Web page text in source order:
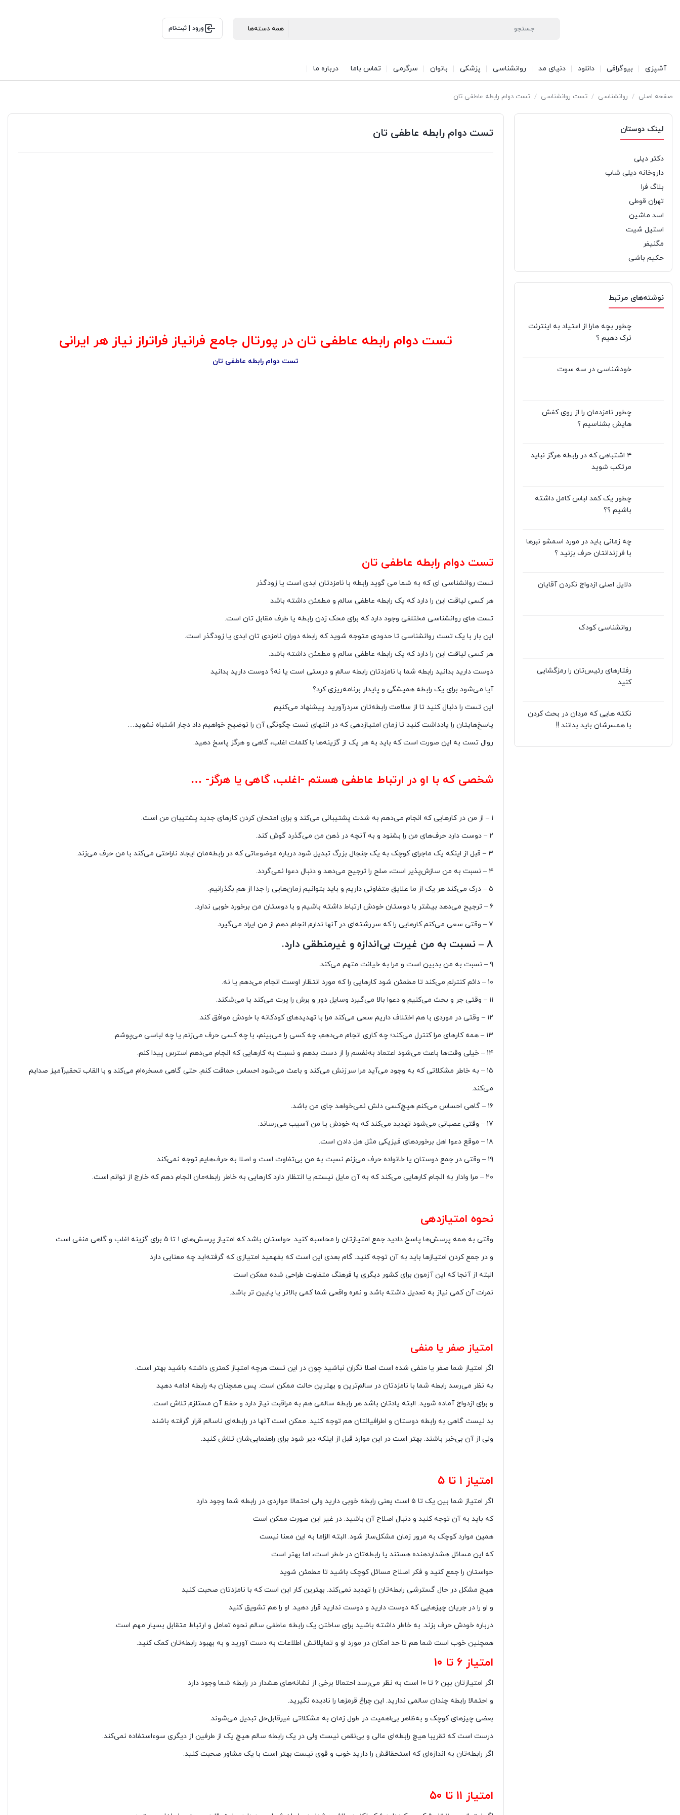
ورود | ثبت‌نام
آشپزی بیوگرافی دانلود دنیای مد روانشناسی پزشکی بانوان سرگرمی تماس باما درباره ما
صفحه اصلی / روانشناسی / تست روانشناسی / تست دوام رابطه عاطفی تان
لینک دوستان
دکتر دیلی
داروخانه دیلی شاپ
بلاگ فرا
تهران قوطی
اسد ماشین
استیل شیت
مگنیفر
حکیم باشی
نوشته‌های مرتبط
چطور بچه هارا از اعتیاد به اینترنت
ترک دهیم ؟
خودشناسی در سه سوت
چطور نامزدمان را از روی کفش
هایش بشناسیم ؟
۴ اشتباهی که در رابطه هرگز نباید
مرتکب شوید
چطور یک کمد لباس کامل داشته
باشیم ؟؟
چه زمانی باید در مورد اسمشو نبرها
با فرزندانتان حرف بزنید ؟
دلایل اصلی ازدواج نکردن آقایان
روانشناسی کودک
رفتارهای رئیس‌تان را رمزگشایی
کنید
نکته هایی که مردان در بحث کردن
با همسرشان باید بدانند !!
تست دوام رابطه عاطفی تان
تست دوام رابطه عاطفی تان در پورتال جامع فرانیاز فراتراز نیاز هر ایرانی
تست دوام رابطه عاطفی تان
تست دوام رابطه عاطفی تان
تست روانشناسی ای که به شما می گوید رابطه با نامزدتان ابدی است یا زودگذر
هر کسی لیاقت این را دارد که یک رابطه عاطفی سالم و مطمئن داشته باشد
تست های روانشناسی مختلفی وجود دارد که برای محک زدن رابطه یا طرف مقابل تان است.
این بار با یک تست روانشناسی تا حدودی متوجه شوید که رابطه دوران نامزدی تان ابدی یا زودگذر است.
هر کسی لیاقت این را دارد که یک رابطه عاطفی سالم و مطمئن داشته باشد.
دوست دارید بدانید رابطه شما با نامزدتان رابطه سالم و درستی است یا نه؟ دوست دارید بدانید
آیا می‌شود برای یک رابطه همیشگی و پایدار برنامه‌ریزی کرد؟
این تست را دنبال کنید تا از سلامت رابطه‌تان سردرآورید. پیشنهاد می‌کنیم
پاسخ‌هایتان را یادداشت کنید تا زمان امتیازدهی که در انتهای تست چگونگی آن را توضیح خواهیم داد دچار اشتباه نشوید…
روال تست به این صورت است که باید به هر یک از گزینه‌ها با کلمات اغلب، گاهی و هرگز پاسخ دهید.
شخصی که با او در ارتباط عاطفی هستم -اغلب، گاهی یا هرگز- …
۱ – از من در کارهایی که انجام می‌دهم به شدت پشتیبانی می‌کند و برای امتحان کردن کارهای جدید پشتیبان من است.
۲ – دوست دارد حرف‌های من را بشنود و به آنچه در ذهن من می‌گذرد گوش کند.
۳ – قبل از اینکه یک ماجرای کوچک به یک جنجال بزرگ تبدیل شود درباره موضوعاتی که در رابطه‌مان ایجاد ناراحتی می‌کند با من حرف می‌زند.
۴ – نسبت به من سازش‌پذیر است، صلح را ترجیح می‌دهد و دنبال دعوا نمی‌گردد.
۵ – درک می‌کند هر یک از ما علایق متفاوتی داریم و باید بتوانیم زمان‌هایی را جدا از هم بگذرانیم.
۶ – ترجیح می‌دهد بیشتر با دوستان خودش ارتباط داشته باشیم و با دوستان من برخورد خوبی ندارد.
۷ – وقتی سعی می‌کنم کارهایی را که سررشته‌ای در آنها ندارم انجام دهم از من ایراد می‌گیرد.
۸ – نسبت به من غیرت بی‌اندازه و غیرمنطقی دارد.
۹ – نسبت به من بدبین است و مرا به خیانت متهم می‌کند.
۱۰ – دائم کنترلم می‌کند تا مطمئن شود کارهایی را که مورد انتظار اوست انجام می‌دهم یا نه.
۱۱ – وقتی جر و بحث می‌کنیم و دعوا بالا می‌گیرد وسایل دور و برش را پرت می‌کند یا می‌شکند.
۱۲ – وقتی در موردی با هم اختلاف داریم سعی می‌کند مرا با تهدیدهای کودکانه با خودش موافق کند.
۱۳ – همه کارهای مرا کنترل می‌کند؛ چه کاری انجام می‌دهم، چه کسی را می‌بینم، با چه کسی حرف می‌زنم یا چه لباسی می‌پوشم.
۱۴ – خیلی وقت‌ها باعث می‌شود اعتماد به‌نفسم را از دست بدهم و نسبت به کارهایی که انجام می‌دهم استرس پیدا کنم.
۱۵ – به خاطر مشکلاتی که به وجود می‌آید مرا سرزنش می‌کند و باعث می‌شود احساس حماقت کنم. حتی گاهی مسخره‌ام می‌کند و با القاب تحقیرآمیز صدایم
می‌کند.
۱۶ – گاهی احساس می‌کنم هیچ‌کسی دلش نمی‌خواهد جای من باشد.
۱۷ – وقتی عصبانی می‌شود تهدید می‌کند که به خودش یا من آسیب می‌رساند.
۱۸ – موقع دعوا اهل برخوردهای فیزیکی مثل هل دادن است.
۱۹ – وقتی در جمع دوستان یا خانواده حرف می‌زنم نسبت به من بی‌تفاوت است و اصلا به حرف‌هایم توجه نمی‌کند.
۲۰ – مرا وادار به انجام کارهایی می‌کند که به آن مایل نیستم یا انتظار دارد کارهایی به خاطر رابطه‌مان انجام دهم که خارج از توانم است.
نحوه امتیازدهی
وقتی به همه پرسش‌ها پاسخ دادید جمع امتیازتان را محاسبه کنید. حواستان باشد که امتیاز پرسش‌های ۱ تا ۵ برای گزینه اغلب و گاهی منفی است
و در جمع کردن امتیازها باید به آن توجه کنید. گام بعدی این است که بفهمید امتیازی که گرفته‌اید چه معنایی دارد
البته از آنجا که این آزمون برای کشور دیگری یا فرهنگ متفاوت طراحی شده ممکن است
نمرات آن کمی نیاز به تعدیل داشته باشد و نمره واقعی شما کمی بالاتر یا پایین تر باشد.
امتیاز صفر یا منفی
اگر امتیاز شما صفر یا منفی شده است اصلا نگران نباشید چون در این تست هرچه امتیاز کمتری داشته باشید بهتر است.
به نظر می‌رسد رابطه شما با نامزدتان در سالم‌ترین و بهترین حالت ممکن است. پس همچنان به رابطه ادامه دهید
و برای ازدواج آماده شوید. البته یادتان باشد هر رابطه سالمی هم به مراقبت نیاز دارد و حفظ آن مستلزم تلاش است.
بد نیست گاهی به رابطه دوستان و اطرافیانتان هم توجه کنید. ممکن است آنها در رابطه‌ای ناسالم قرار گرفته باشند
ولی از آن بی‌خبر باشند. بهتر است در این موارد قبل از اینکه دیر شود برای راهنمایی‌شان تلاش کنید.
امتیاز ۱ تا ۵
اگر امتیاز شما بین یک تا ۵ است یعنی رابطه خوبی دارید ولی احتمالا مواردی در رابطه شما وجود دارد
که باید به آن توجه کنید و دنبال اصلاح آن باشید. در غیر این صورت ممکن است
همین موارد کوچک به مرور زمان مشکل‌ساز شود. البته الزاما به این معنا نیست
که این مسائل هشداردهنده هستند یا رابطه‌تان در خطر است، اما بهتر است
حواستان را جمع کنید و فکر اصلاح مسائل کوچک باشید تا مطمئن شوید
هیچ مشکل در حال گسترشی رابطه‌تان را تهدید نمی‌کند. بهترین کار این است که با نامزدتان صحبت کنید
و او را در جریان چیزهایی که دوست دارید و دوست ندارید قرار دهید. او را هم تشویق کنید
درباره خودش حرف بزند. به خاطر داشته باشید برای ساختن یک رابطه عاطفی سالم نحوه تعامل و ارتباط متقابل بسیار مهم است.
همچنین خوب است شما هم تا حد امکان در مورد او و تمایلاتش اطلاعات به دست آورید و به بهبود رابطه‌تان کمک کنید.
امتیاز ۶ تا ۱۰
اگر امتیازتان بین ۶ تا ۱۰ است به نظر می‌رسد احتمالا برخی از نشانه‌های هشدار در رابطه شما وجود دارد
و احتمالا رابطه چندان سالمی ندارید. این چراغ قرمزها را نادیده نگیرید.
بعضی چیزهای کوچک و به‌ظاهر بی‌اهمیت در طول زمان به مشکلاتی غیرقابل‌حل تبدیل می‌شوند.
درست است که تقریبا هیچ رابطه‌ای عالی و بی‌نقص نیست ولی در یک رابطه سالم هیچ یک از طرفین از دیگری سوءاستفاده نمی‌کند.
اگر رابطه‌تان به اندازه‌ای که استحقاقش را دارید خوب و قوی نیست بهتر است با یک مشاور صحبت کنید.
امتیاز ۱۱ تا ۵۰